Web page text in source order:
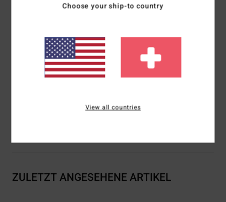
Kragen/Ausschnitt: Hemdkragen
Ärmel:kurzärmlig
Knopfverschluss
Andere Features: Stretch
Saisonaler Print
ZULETZT ANGESEHENE ARTIKEL
Choose your ship-to country
View all countries